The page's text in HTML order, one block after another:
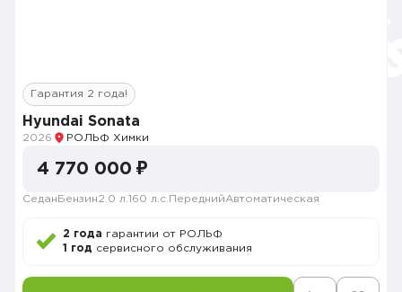
Гарантия 2 года!
Hyundai Sonata
2026 РОЛЬФ Химки
4 770 000 ₽
Седан Бензин2.0 л. 160 л.с. ПереднийАвтоматическая
2 года гарантии от РОЛЬФ
1 год сервисного обслуживания